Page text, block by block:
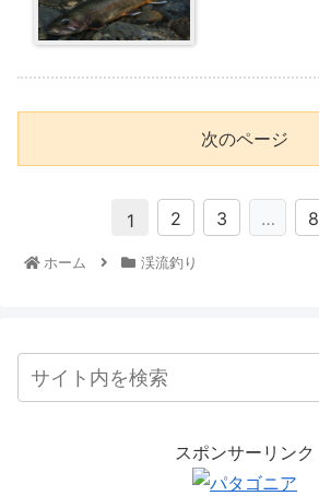
次のページ
1 2 3 … 8
ホーム 渓流釣り
スポンサーリンク